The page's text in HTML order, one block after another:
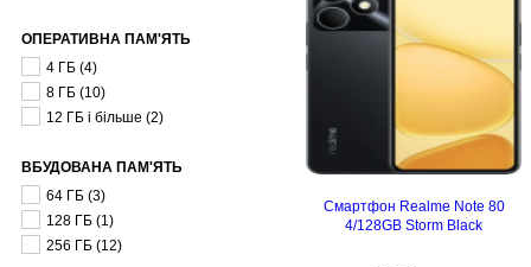
ОПЕРАТИВНА ПАМ'ЯТЬ
4 ГБ (4)
8 ГБ (10)
12 ГБ і більше (2)
ВБУДОВАНА ПАМ'ЯТЬ
64 ГБ (3)
128 ГБ (1)
256 ГБ (12)
Смартфон Realme Note 80
4/128GB Storm Black